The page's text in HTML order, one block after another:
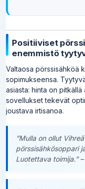
Positiiviset
enemmistö
Valtaosa pörssisähköä
sopimukseensa.
asiasta: hinta on pitkällä
sovellukset tekevät
joustava irtisanoa.
”Mulla on ollut
pörssisähkösoppari
Luotettava toimija.”